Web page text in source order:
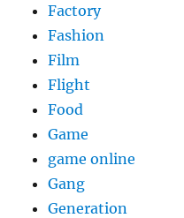
Factory
Fashion
Film
Flight
Food
Game
game online
Gang
Generation